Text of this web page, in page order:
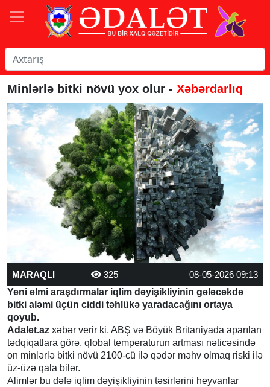
Minlərlə bitki növü yox olur - Xəbərdarlıq
MARAQLI 325
08-05-2026 09:13
Yeni elmi araşdırmalar iqlim dəyişikliyinin gələcəkdə
bitki aləmi üçün ciddi təhlükə yaradacağını ortaya
qoyub.
Adalet.az xəbər verir ki, ABŞ və Böyük Britaniyada aparılan
tədqiqatlara görə, qlobal temperaturun artması nəticəsində
on minlərlə bitki növü 2100-cü ilə qədər məhv olmaq riski ilə
üz-üzə qala bilər.
Alimlər bu dəfə iqlim dəyişikliyinin təsirlərini heyvanlar